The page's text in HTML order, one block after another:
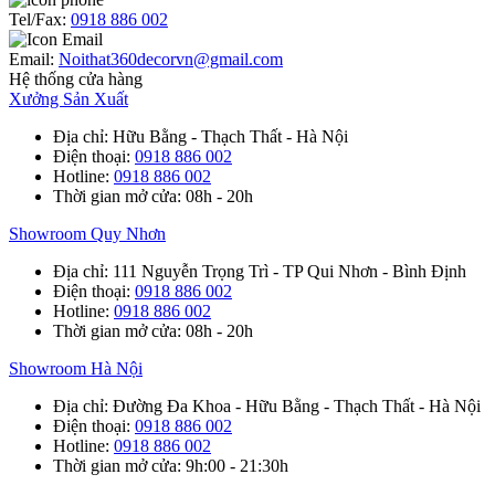
Tel/Fax: 0918 886 002
Email: Noithat360decorvn@gmail.com
Hệ thống cửa hàng
Xưởng Sản Xuất
Địa chỉ: Hữu Bằng - Thạch Thất - Hà Nội
Điện thoại: 0918 886 002
Hotline: 0918 886 002
Thời gian mở cửa: 08h - 20h
Showroom Quy Nhơn
Địa chỉ: 111 Nguyễn Trọng Trì - TP Qui Nhơn - Bình Định
Điện thoại: 0918 886 002
Hotline: 0918 886 002
Thời gian mở cửa: 08h - 20h
Showroom Hà Nội
Địa chỉ: Đường Đa Khoa - Hữu Bằng - Thạch Thất - Hà Nội
Điện thoại: 0918 886 002
Hotline: 0918 886 002
Thời gian mở cửa: 9h:00 - 21:30h